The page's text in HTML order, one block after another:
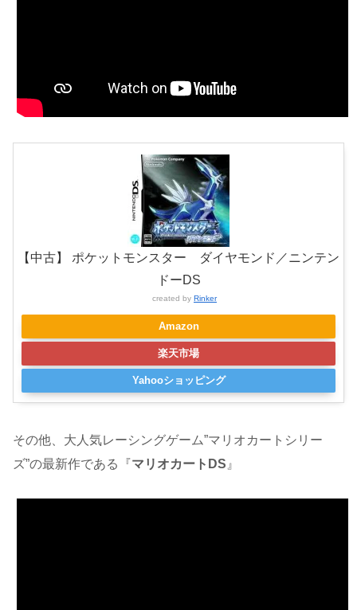
【中古】 ポケットモンスター ダイヤモンド／ニンテン
ドーDS
created by Rinker
Amazon
楽天市場
Yahooショッピング
その他、大人気レーシングゲーム”マリオカートシリー
ズ”の最新作である『マリオカートDS 』